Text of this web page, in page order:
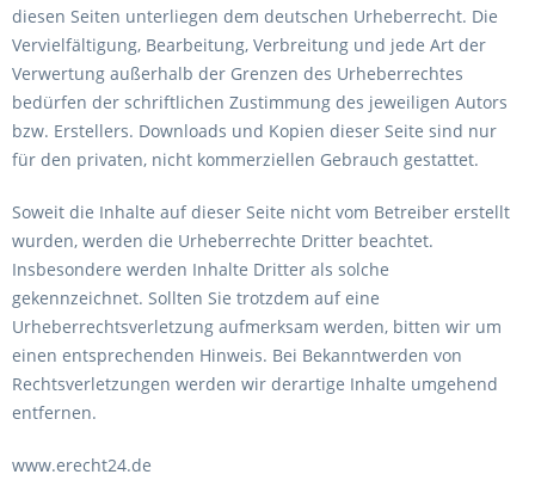
diesen Seiten unterliegen dem deutschen Urheberrecht. Die
Vervielfältigung, Bearbeitung, Verbreitung und jede Art der
Verwertung außerhalb der Grenzen des Urheberrechtes
bedürfen der schriftlichen Zustimmung des jeweiligen Autors
bzw. Erstellers. Downloads und Kopien dieser Seite sind nur
für den privaten, nicht kommerziellen Gebrauch gestattet.
Soweit die Inhalte auf dieser Seite nicht vom Betreiber erstellt
wurden, werden die Urheberrechte Dritter beachtet.
Insbesondere werden Inhalte Dritter als solche
gekennzeichnet. Sollten Sie trotzdem auf eine
Urheberrechtsverletzung aufmerksam werden, bitten wir um
einen entsprechenden Hinweis. Bei Bekanntwerden von
Rechtsverletzungen werden wir derartige Inhalte umgehend
entfernen.
www.erecht24.de